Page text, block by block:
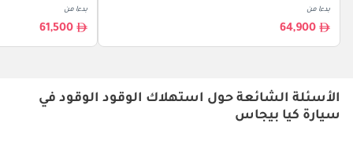
بدءا من
64,900
بدءا من
61,500
الأسئلة الشائعة حول استهلاك الوقود الوقود في
سيارة كيا بيجاس